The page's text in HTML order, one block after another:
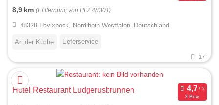
8,9 km (Entfernung von PLZ 48301)
48329 Havixbeck, Nordrhein-Westfalen, Deutschland
Art der Küche Lieferservice
17
Hotel Restaurant Ludgerusbrunnen
3 Bew.